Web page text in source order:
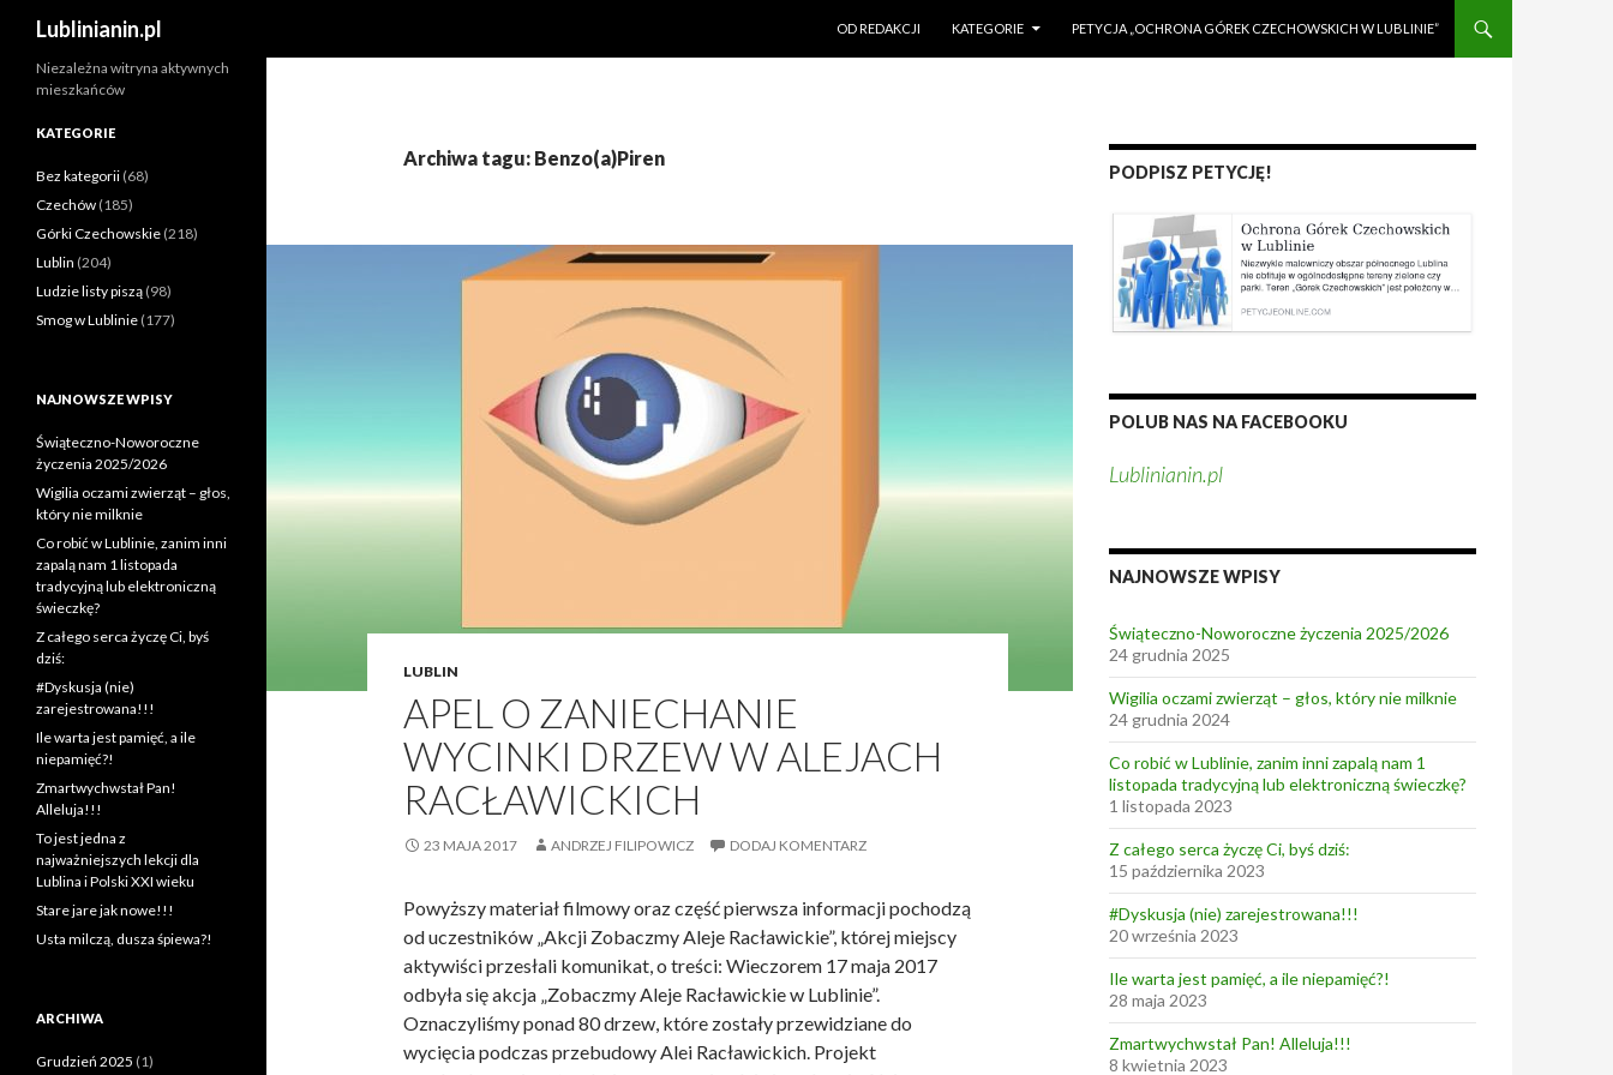
Lublinianin.pl
OD REDAKCJI
KATEGORIE PETYCJA „OCHRONA GÓREK CZECHOWSKICH W LUBLINIE”
Archiwa tagu: Benzo(a)Piren
LUBLIN
APEL O ZANIECHANIE
WYCINKI DRZEW W ALEJACH
RACŁAWICKICH
23 MAJA 2017 ANDRZEJ FILIPOWICZ DODAJ KOMENTARZ
Powyższy materiał filmowy oraz część pierwsza informacji pochodzą
od uczestników „Akcji Zobaczmy Aleje Racławickie”, której miejscy
aktywiści przesłali komunikat, o treści: Wieczorem 17 maja 2017
odbyła się akcja „Zobaczmy Aleje Racławickie w Lublinie”.
Oznaczyliśmy ponad 80 drzew, które zostały przewidziane do
wycięcia podczas przebudowy Alei Racławickich. Projekt
PODPISZ PETYCJĘ!
POLUB NAS NA FACEBOOKU
Lublinianin.pl
NAJNOWSZE WPISY
Świąteczno-Noworoczne życzenia 2025/2026
24 grudnia 2025
Wigilia oczami zwierząt – głos, który nie milknie
24 grudnia 2024
Co robić w Lublinie, zanim inni zapalą nam 1
listopada tradycyjną lub elektroniczną świeczkę?
1 listopada 2023
Z całego serca życzę Ci, byś dziś:
15 października 2023
#Dyskusja (nie) zarejestrowana!!!
20 września 2023
Ile warta jest pamięć, a ile niepamięć?!
28 maja 2023
Zmartwychwstał Pan! Alleluja!!!
8 kwietnia 2023
Niezależna witryna aktywnych
mieszkańców
KATEGORIE
Bez kategorii (68)
Czechów (185)
Górki Czechowskie (218)
Lublin (204)
Ludzie listy piszą (98)
Smog w Lublinie (177)
NAJNOWSZE WPISY
Świąteczno-Noworoczne
życzenia 2025/2026
Wigilia oczami zwierząt – głos,
który nie milknie
Co robić w Lublinie, zanim inni
zapalą nam 1 listopada
tradycyjną lub elektroniczną
świeczkę?
Z całego serca życzę Ci, byś
dziś:
#Dyskusja (nie)
zarejestrowana!!!
Ile warta jest pamięć, a ile
niepamięć?!
Zmartwychwstał Pan!
Alleluja!!!
To jest jedna z
najważniejszych lekcji dla
Lublina i Polski XXI wieku
Stare jare jak nowe!!!
Usta milczą, dusza śpiewa?!
ARCHIWA
Grudzień 2025 (1)